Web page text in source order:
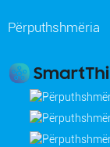
Përputhshmëria